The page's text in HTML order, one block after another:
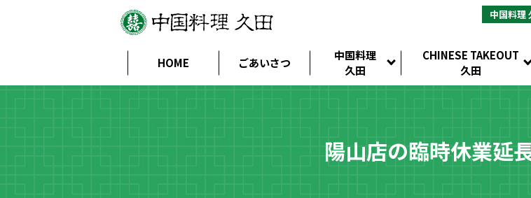
中国料理
HOME ごあいさつ
中国料理
久田
CHINESE TAKEOUT
久田
陽山店の臨時休業延